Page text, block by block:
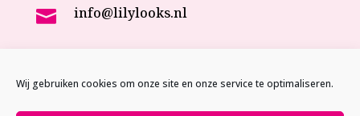
Wij gebruiken cookies om onze site en onze service te optimaliseren.
 info@lilylooks.nl
2635 NC Den Hoorn (ZH)